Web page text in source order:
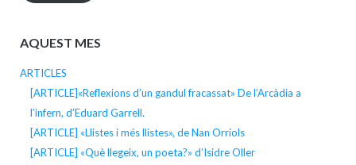
AQUEST MES
ARTICLES
[ARTICLE]«Reflexions d’un gandul fracassat» De l’Arcàdia a
l’infern, d’Eduard Garrell.
[ARTICLE] «Llistes i més llistes», de Nan Orriols
[ARTICLE] «Què llegeix, un poeta?» d’Isidre Oller